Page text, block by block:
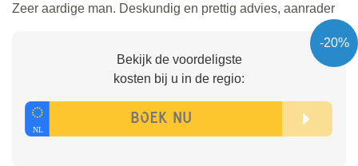
Zeer aardige man. Deskundig en prettig advies, aanrader
-20%
Bekijk de voordeligste
kosten bij u in de regio: